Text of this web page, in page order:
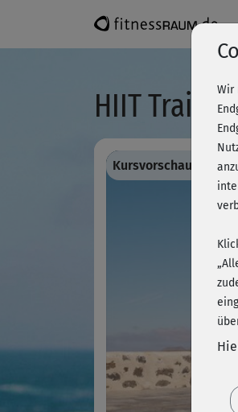
HIIT
Kursvorschau -
Wir